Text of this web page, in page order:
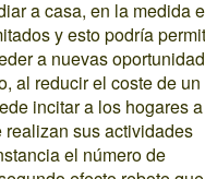
a casa, en la medida
y esto podría
a nuevas
al reducir el coste de un
incitar a los hogares a
sus actividades
el número de